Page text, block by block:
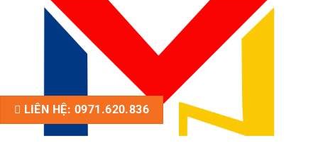
LIÊN HỆ: 0971.620.836